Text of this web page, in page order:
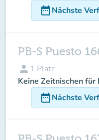
date_rangeNächste
PB-S Puesto
person 1 Platz
Keine Zeitnischen
date_rangeNächste